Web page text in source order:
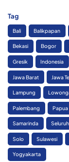
Tag
Bali Balikpapan
Bekasi Bogor
Gresik Indonesia
Jawa Barat Jawa
Lampung
Palembang Papua
Samarinda
Solo Sulawesi
Yogyakarta